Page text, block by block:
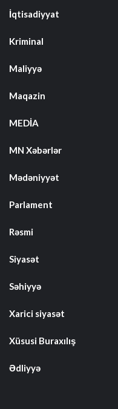
İqtisadiyyat
Kriminal
Maliyyə
Maqazin
MEDİA
MN Xəbərlər
Mədəniyyət
Parlament
Rəsmi
Siyasət
Səhiyyə
Xarici siyasət
Xüsusi Buraxılış
Ədliyyə